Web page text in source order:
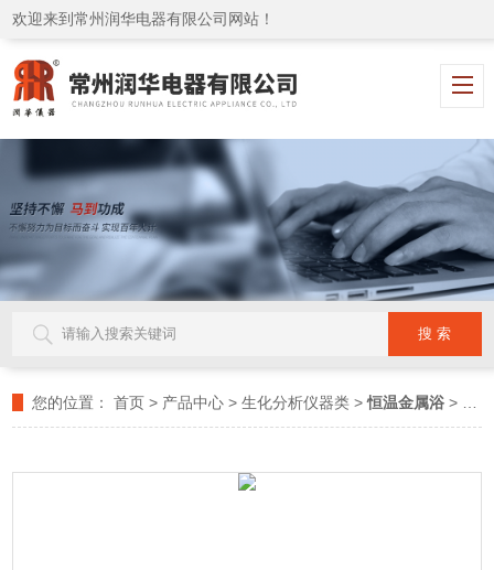
欢迎来到常州润华电器有限公司网站！
您的位置： 首页 > 产品中心 >生化分析仪器类 >恒温金属浴 > LMB-200恒温金属浴（加热恒温型）